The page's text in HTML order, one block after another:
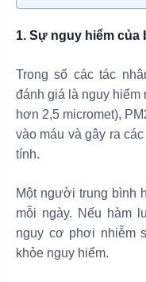
1. Sự nguy hiểm của
Trong số các tác
đánh giá là nguy
hơn 2,5 micromet),
vào máu và gây ra
tính.
Một người trung bình
mỗi ngày. Nếu hàm
nguy cơ phơi nhiễm
khỏe nguy hiểm.